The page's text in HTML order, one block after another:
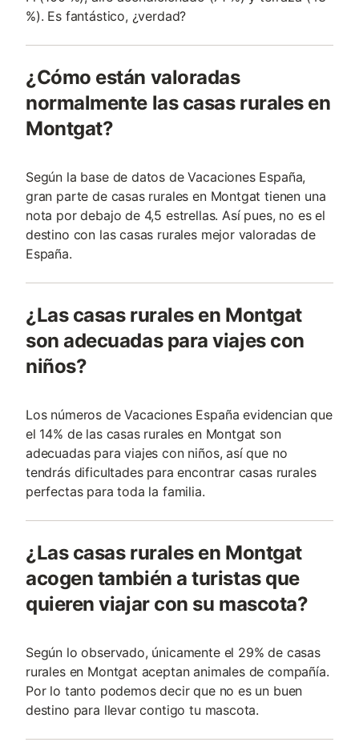
%). Es fantástico, ¿verdad?
¿Cómo están valoradas
normalmente las casas rurales en
Montgat?
Según la base de datos de Vacaciones España,
gran parte de casas rurales en Montgat tienen una
nota por debajo de 4,5 estrellas. Así pues, no es el
destino con las casas rurales mejor valoradas de
España.
¿Las casas rurales en Montgat
son adecuadas para viajes con
niños?
Los números de Vacaciones España evidencian que
el 14% de las casas rurales en Montgat son
adecuadas para viajes con niños, así que no
tendrás dificultades para encontrar casas rurales
perfectas para toda la familia.
¿Las casas rurales en Montgat
acogen también a turistas que
quieren viajar con su mascota?
Según lo observado, únicamente el 29% de casas
rurales en Montgat aceptan animales de compañía.
Por lo tanto podemos decir que no es un buen
destino para llevar contigo tu mascota.